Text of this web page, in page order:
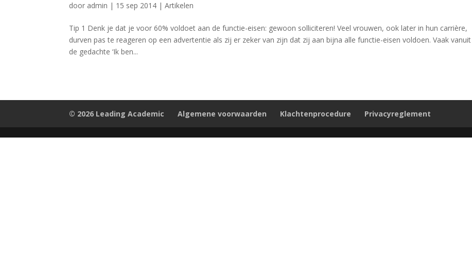
door admin | 15 sep 2014 |Artikelen
Tip 1 Denk je dat je voor 60% voldoet aan de functie-eisen: gewoon solliciteren! Veel vrouwen, ook later in hun carrière,
durven pas te reageren op een advertentie als zij er zeker van zijn dat zij aan bijna alle functie-eisen voldoen. Vaak vanuit
de gedachte ‘Ik ben...
© 2026 Leading Academic Algemene voorwaarden Klachtenprocedure Privacyreglement